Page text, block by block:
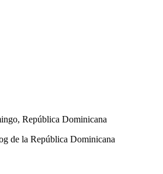
República Dominicana
de la República Dominicana